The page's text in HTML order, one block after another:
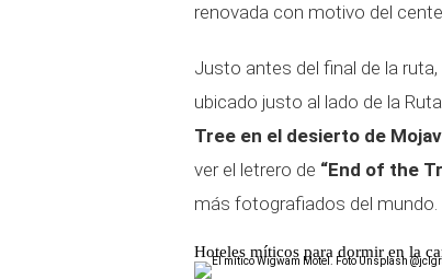
renovada con motivo del
Justo antes del final de la
ubicado justo al lado de la
Tree en el desierto de
ver el letrero de “End of the
más fotografiados del mundo.
Hoteles míticos para dormir en la